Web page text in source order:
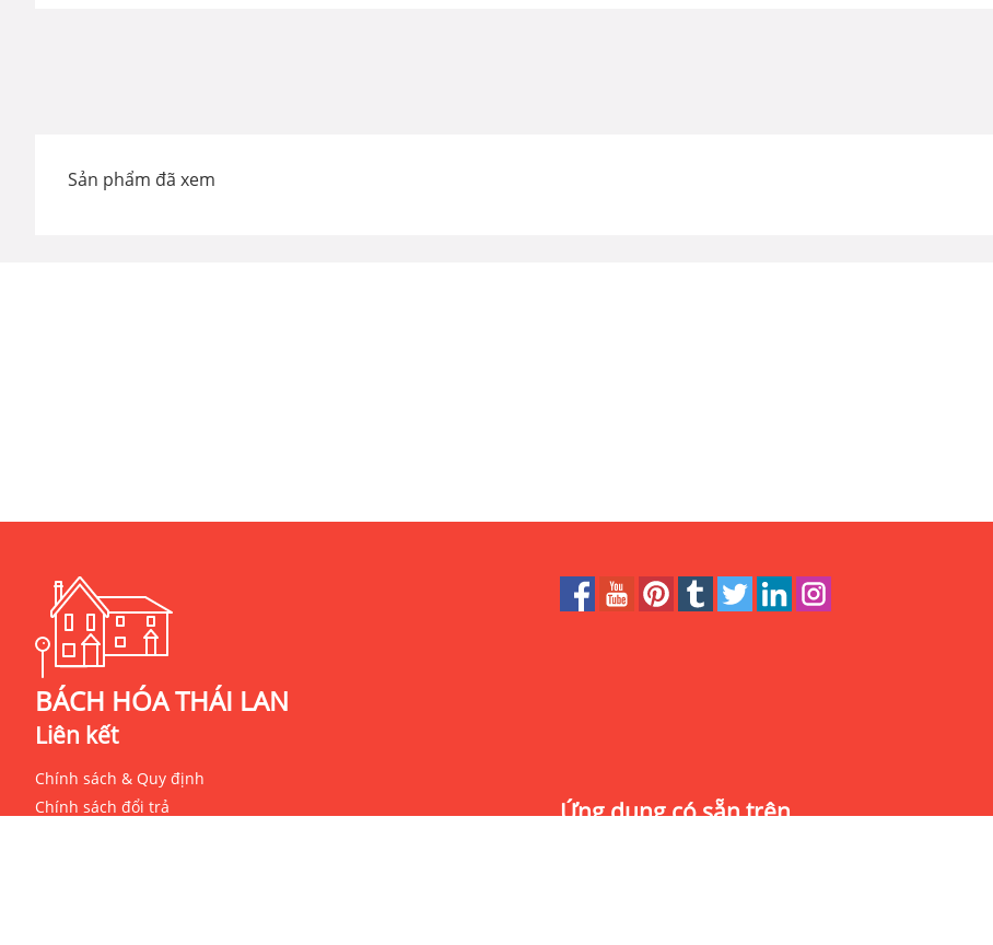
Sản phẩm đã xem
BÁCH HÓA THÁI LAN
Liên kết
Chính sách & Quy định
Chính sách đổi trả
Ứng dụng có sẵn trên